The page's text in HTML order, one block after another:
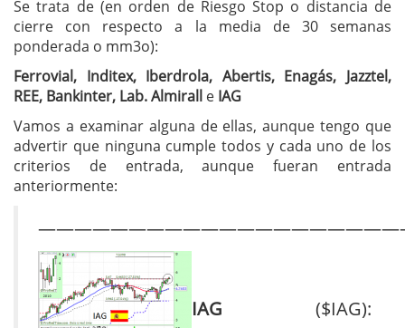
Se trata de (en orden de Riesgo Stop o distancia de
cierre con respecto a la media de 30 semanas
ponderada o mm3o):
Ferrovial, Inditex, Iberdrola, Abertis, Enagás, Jazztel,
REE, Bankinter, Lab. Almirall e IAG
Vamos a examinar alguna de ellas, aunque tengo que
advertir que ninguna cumple todos y cada uno de los
criterios de entrada, aunque fueran entrada
anteriormente:
IAG ($IAG):